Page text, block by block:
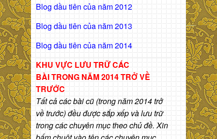
Blog dầu tiên của năm 2012
Blog dầu tiên của năm 2013
Blog dầu tiên của năm 2014
KHU VỰC LƯU TRỮ CÁC
BÀITRONG NĂM 2014 TRỞ VỀ
TRƯỚC
Tất cả các bài cũ (trong năm 2014 trở
về trước) đều được sắp xếp và lưu trữ
trong các chuyên mục theo chủ đề. Xin